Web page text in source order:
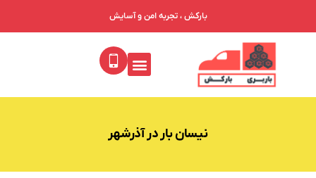
بارکش ، تجربه امن و آسایش
نیسان بار در آذرشهر